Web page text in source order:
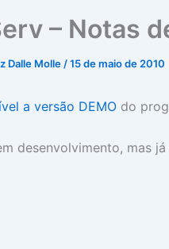
– Notas
Dalle Molle /15 de maio de 2010
a versão DEMO do
desenvolvimento, mas